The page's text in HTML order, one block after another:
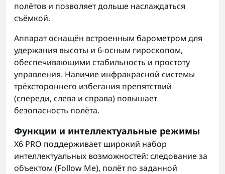
полётов и позволяет дольше наслаждаться
съёмкой.
Аппарат оснащён встроенным барометром для
удержания высоты и 6-осным гироскопом,
обеспечивающими стабильность и простоту
управления. Наличие инфракрасной системы
трёхстороннего избегания препятствий
(спереди, слева и справа) повышает
безопасность полёта.
Функции и интеллектуальные режимы
X6 PRO поддерживает широкий набор
интеллектуальных возможностей: следование за
объектом (Follow Me), полёт по заданной